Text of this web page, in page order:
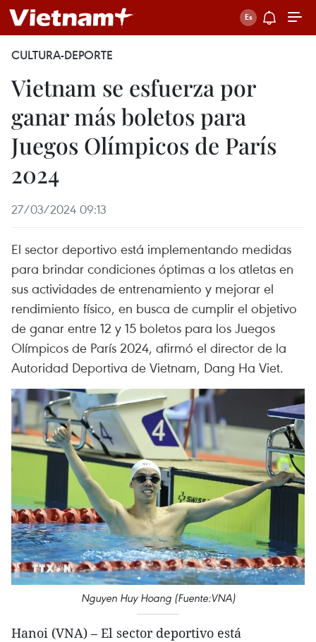
CULTURA-DEPORTE
Vietnam se esfuerza por
ganar más boletos para
Juegos Olímpicos de París
2024
27/03/2024 09:13
El sector deportivo está implementando medidas
para brindar condiciones óptimas a los atletas en
sus actividades de entrenamiento y mejorar el
rendimiento físico, en busca de cumplir el objetivo
de ganar entre 12 y 15 boletos para los Juegos
Olímpicos de París 2024, afirmó el director de la
Autoridad Deportiva de Vietnam, Dang Ha Viet.
Nguyen Huy Hoang (Fuente:VNA)
Hanoi (VNA) – El sector deportivo está